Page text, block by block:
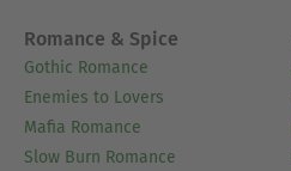
Romance & Spice
Gothic Romance
Enemies to Lovers
Mafia Romance
Slow Burn Romance